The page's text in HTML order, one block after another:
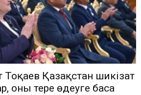
Қазақстан шикізат
оны терең өңдеуге баса